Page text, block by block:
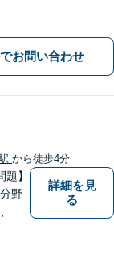
ております【夜間・
お問い合わせ
から徒歩4分
】
野
企
詳細を見
る